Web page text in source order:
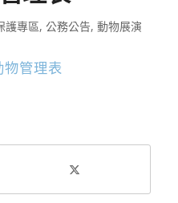
護專區, 公務公告, 動物展演
管理表